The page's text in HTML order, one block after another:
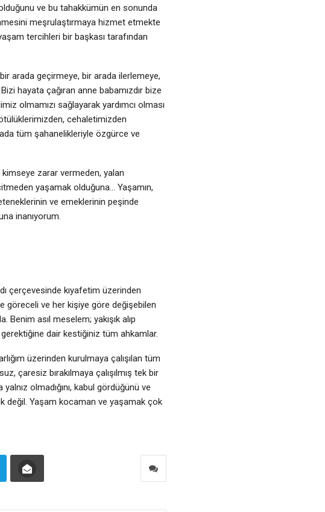
ve bu tahakkümün en sonunda
meşrulaştırmaya hizmet etmekte
tercihleri bir başkası tarafından
arada geçirmeye, bir arada ilerlemeye,
hayata çağıran anne babamızdır bize
olmamızı sağlayarak yardımcı olması
cehaletimizden
tüm şahanelikleriyle özgürce ve
zarar vermeden, yalan
yaşamak olduğuna… Yaşamın,
ve emeklerinin peşinde
inanıyorum.
çerçevesinde kıyafetim üzerinden
göreceli ve her kişiye göre değişebilen
asıl meselem; yakışık alıp
gerektiğine dair kestiğiniz tüm ahkamlar.
üzerinden kurulmaya çalışılan tüm
çaresiz bırakılmaya çalışılmış tek bir
olmadığını, kabul gördüğünü ve
değil. Yaşam kocaman ve yaşamak çok